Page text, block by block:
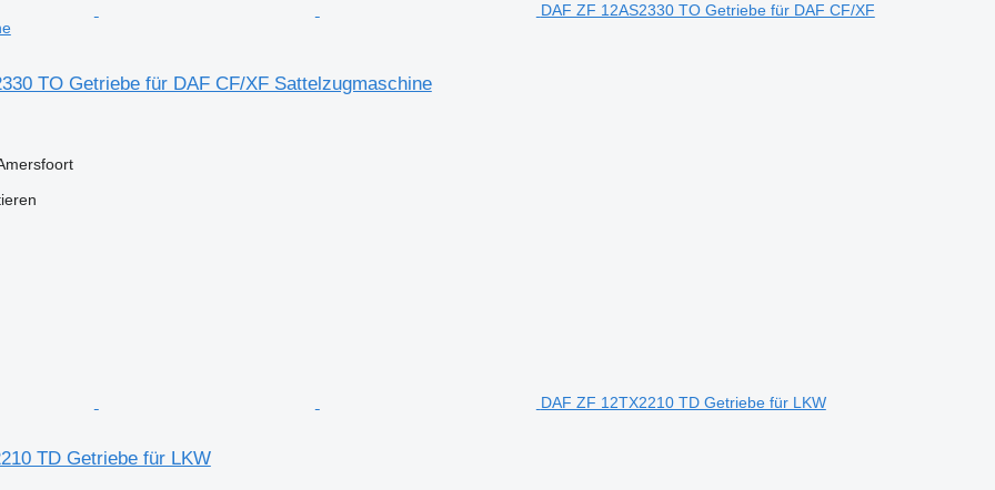
DAF ZF 12AS2330 TO Getriebe für DAF CF/XF
TO Getriebe für DAF CF/XF Sattelzugmaschine
DAF ZF 12TX2210 TD Getriebe für LKW
TD Getriebe für LKW